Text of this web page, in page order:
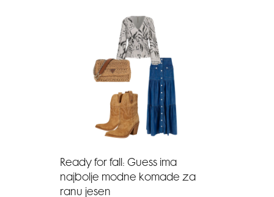
Ready for fall: Guess ima
najbolje modne komade za
ranu jesen